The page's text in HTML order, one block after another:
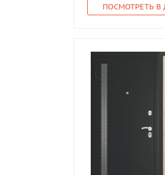
ПОСМОТРЕТЬ В